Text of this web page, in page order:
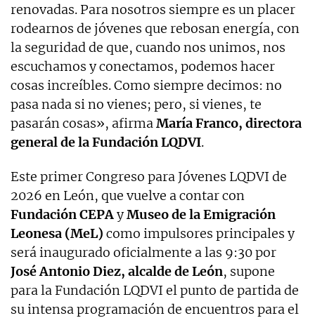
renovadas. Para nosotros siempre es un placer
rodearnos de jóvenes que rebosan energía, con
la seguridad de que, cuando nos unimos, nos
escuchamos y conectamos, podemos hacer
cosas increíbles. Como siempre decimos: no
pasa nada si no vienes; pero, si vienes, te
pasarán cosas», afirmaMaría Franco, directora
general de la Fundación LQDVI.
Este primer Congreso para Jóvenes LQDVI de
2026 en León, que vuelve a contar con
Fundación CEPAyMuseo de la Emigración
Leonesa (MeL) como impulsores principales y
será inaugurado oficialmente a las 9:30 por
José Antonio Diez, alcalde de León, supone
para la Fundación LQDVI el punto de partida de
su intensa programación de encuentros para el